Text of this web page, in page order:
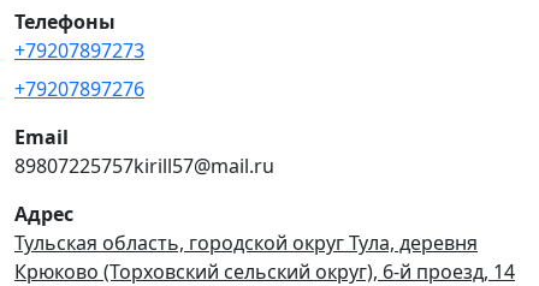
Телефоны
+79207897273
+79207897276
Email
89807225757kirill57@mail.ru
Адрес
Тульская область, городской округ Тула, деревня
Крюково (Торховский сельский округ), 6-й проезд, 14